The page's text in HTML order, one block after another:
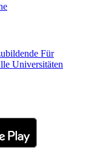
Für
Universitäten